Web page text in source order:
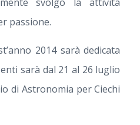
passione.
2014 sarà dedicata
sarà dal 21 al 26 luglio
di Astronomia per Ciechi